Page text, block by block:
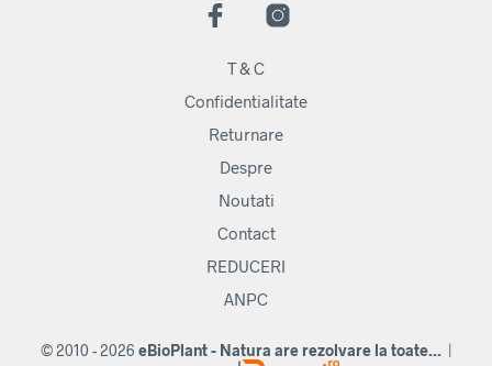
T & C
Confidentialitate
Returnare
Despre
Noutati
Contact
REDUCERI
ANPC
© 2010 - 2026 eBioPlant - Natura are rezolvare la toate... |